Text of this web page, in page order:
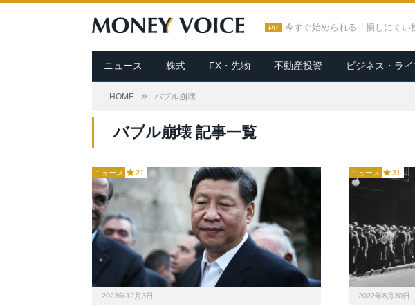
PR 今すぐ始められる「損しにくい
ニュース 株式 FX・先物 不動産投資 ビジネス・ライ
HOME » バブル崩壊
バブル崩壊 記事一覧
ニュース 21
2023年12月3日
ニュース 31
2022年8月30日